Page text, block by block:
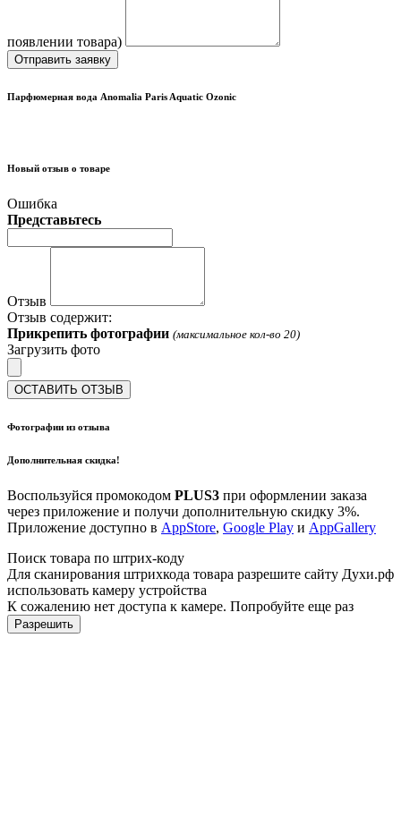
появлении товара)
Отправить заявку
Парфюмерная вода Anomalia Paris Aquatic Ozonic
Новый отзыв о товаре
Ошибка
Представьтесь
Отзыв
Отзыв содержит:
Прикрепить фотографии (максимальное кол-во 20)
Загрузить фото
ОСТАВИТЬ ОТЗЫВ
Фотографии из отзыва
Дополнительная скидка!
Воспользуйся промокодом PLUS3 при оформлении заказа
через приложение и получи дополнительную скидку 3%.
Приложение доступно в AppStore, Google Play и AppGallery
Поиск товара по штрих-коду
Для сканирования штрихкода товара разрешите сайту Духи.рф
использовать камеру устройства
К сожалению нет доступа к камере. Попробуйте еще раз
Разрешить